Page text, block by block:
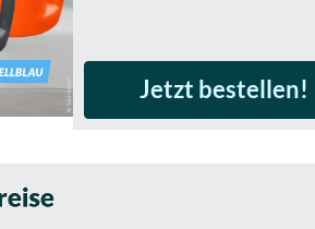
Jetzt bestellen!